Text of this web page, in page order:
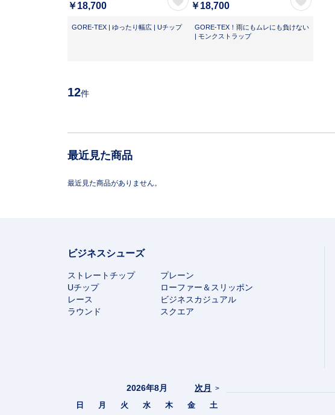
￥18,700
GORE-TEX | ゆったり幅広 | Uチップ
￥18,700
GORE-TEX！雨にもムレにも負けない
| モンクストラップ
12件
最近見た商品
最近見た商品がありません。
ビジネスシューズ
ストレートチップ
プレーン
Uチップ
ローファー＆スリッポン
レース
ビジネスカジュアル
ラウンド
スクエア
次月 >
2026年8月
日 月 火 水 木 金 土